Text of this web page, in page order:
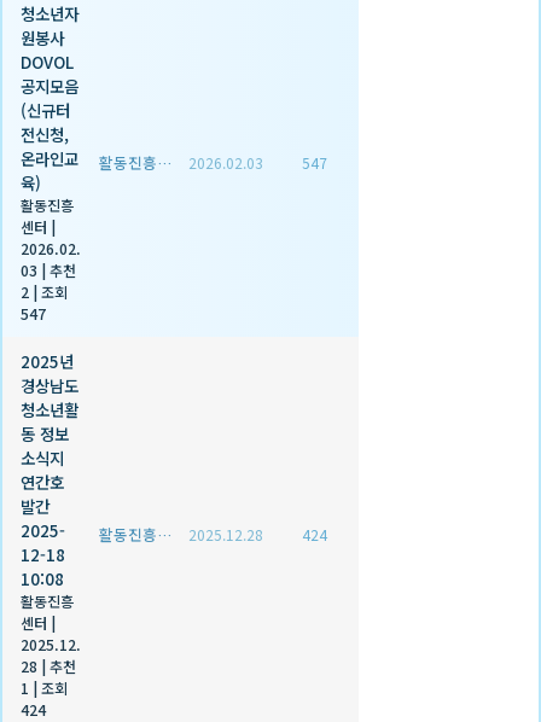
청소년자
원봉사
DOVOL
공지모음
(신규터
전신청,
온라인교
육)
활동진흥
센터 |
2026.02.
03 |추천
2 |조회
547
활동진흥센터 2026.02.03 547
2025년
경상남도
청소년활
동 정보
소식지
연간호
발간
2025-
12-18
10:08
활동진흥
센터 |
2025.12.
28 |추천
1 |조회
424
활동진흥센터 2025.12.28 424